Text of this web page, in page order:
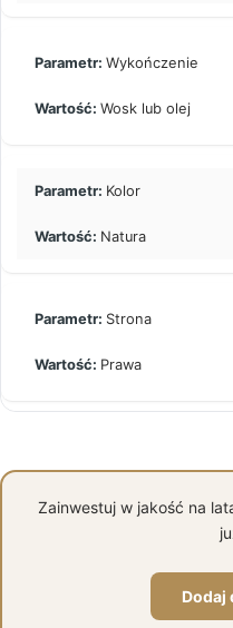
Wykończenie
Wosk lub olej
Kolor
Natura
Strona
Prawa
Zainwestuj w jakość na
Dodaj